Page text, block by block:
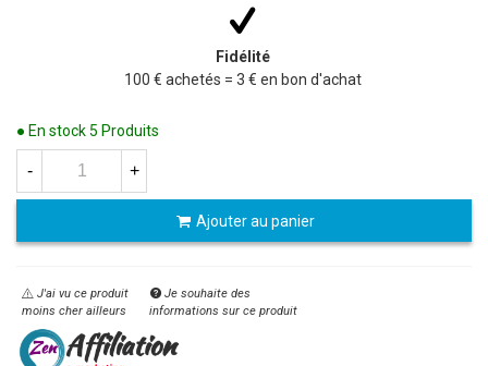
Fidélité
100 € achetés = 3 € en bon d'achat
● En stock5 Produits
- +
Ajouter au panier
J'ai vu ce produit
moins cher ailleurs
Je souhaite des
informations sur ce produit